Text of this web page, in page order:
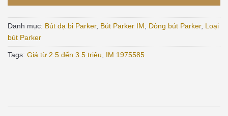
Danh mục: Bút dạ bi Parker, Bút Parker IM, Dòng bút Parker, Loại
bút Parker
Tags: Giá từ 2.5 đến 3.5 triệu, IM 1975585